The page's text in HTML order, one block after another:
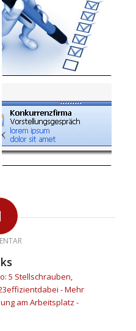
5 Stellschrauben,
- Mehr
am Arbeitsplatz -